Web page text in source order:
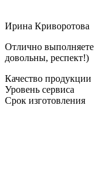
Ирина Криворотова
Отлично выполняете
довольны, респект!)
Качество продукции
Уровень сервиса
Срок изготовления